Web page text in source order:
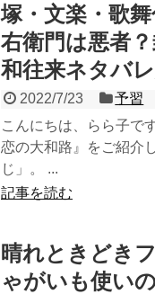
塚・文楽・歌
右衛門は悪者
和往来ネタバ
2022/7/23
予習
こんにちは、らら子で
恋の大和路』をご紹介
じ」。 ...
記事を読む
晴れときどき
ゃがいも使い